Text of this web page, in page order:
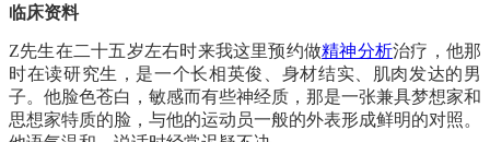
临床资料
Z先生在二十五岁左右时来我这里预约做精神分析治疗，他那
时在读研究生，是一个长相英俊、身材结实、肌肉发达的男
子。他脸色苍白，敏感而有些神经质，那是一张兼具梦想家和
思想家特质的脸，与他的运动员一般的外表形成鲜明的对照。